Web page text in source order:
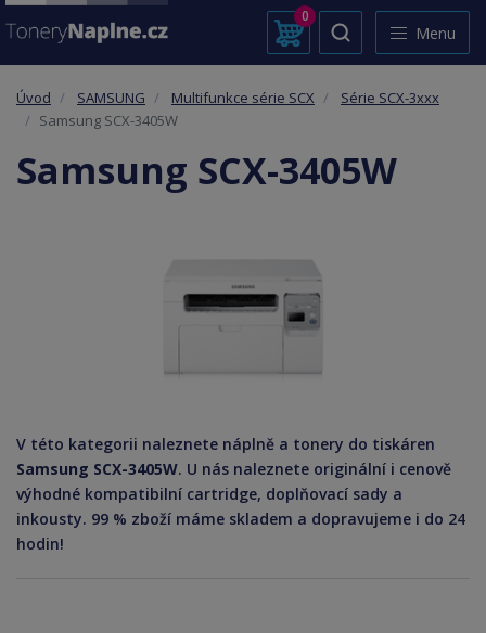
0
Menu
Úvod SAMSUNG Multifunkce série SCX
Série SCX-3xxx
Samsung SCX-3405W
Samsung SCX-3405W
V této kategorii naleznete náplně a tonery do tiskáren
Samsung SCX-3405W. U nás naleznete originální i cenově
výhodné kompatibilní cartridge, doplňovací sady a
inkousty. 99 % zboží máme skladem a dopravujeme i do 24
hodin!